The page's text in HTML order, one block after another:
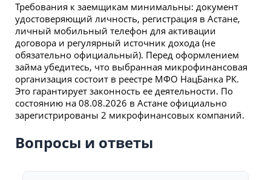
Требования к заемщикам минимальны: документ
удостоверяющий личность, регистрация в Астане,
личный мобильный телефон для активации
договора и регулярный источник дохода (не
обязательно официальный). Перед оформлением
займа убедитесь, что выбранная микрофинансовая
организация состоит в реестре МФО НацБанка РК.
Это гарантирует законность ее деятельности. По
состоянию на 08.08.2026 в Астане официально
зарегистрированы 2 микрофинансовых компаний.
Вопросы и ответы